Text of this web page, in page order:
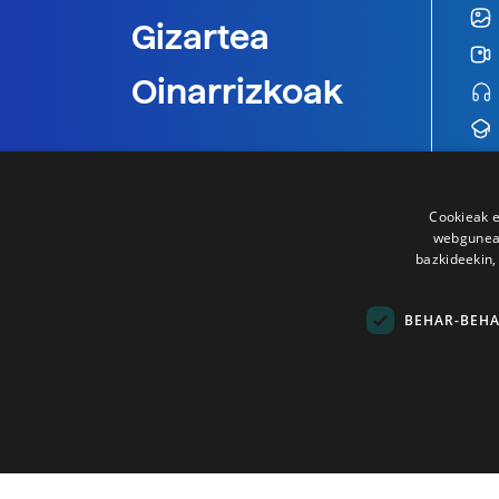
Gizartea
Oinarrizkoak
Cookieak
BEHAR-